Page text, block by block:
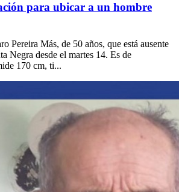
para ubicar a un hombre
Pereira Más, de 50 años, que está ausente
Negra desde el martes 14. Es de
170 cm, ti...